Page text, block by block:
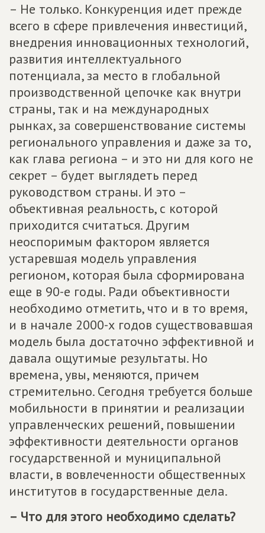
– Не только. Конкуренция идет прежде
всего в сфере привлечения инвестиций,
внедрения инновационных технологий,
развития интеллектуального
потенциала, за место в глобальной
производственной цепочке как внутри
страны, так и на международных
рынках, за совершенствование системы
регионального управления и даже за то,
как глава региона – и это ни для кого не
секрет – будет выглядеть перед
руководством страны. И это –
объективная реальность, с которой
приходится считаться. Другим
неоспоримым фактором является
устаревшая модель управления
регионом, которая была сформирована
еще в 90-е годы. Ради объективности
необходимо отметить, что и в то время,
и в начале 2000-х годов существовавшая
модель была достаточно эффективной и
давала ощутимые результаты. Но
времена, увы, меняются, причем
стремительно. Сегодня требуется больше
мобильности в принятии и реализации
управленческих решений, повышении
эффективности деятельности органов
государственной и муниципальной
власти, в вовлеченности общественных
институтов в государственные дела.
– Что для этого необходимо сделать?